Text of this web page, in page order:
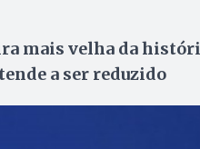
mais velha da
a ser reduzido